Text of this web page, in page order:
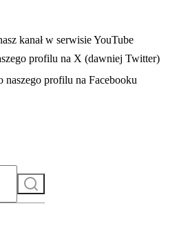
się w nowej karcie
kanał w serwisie YouTube
profilu na X (dawniej Twitter)
się w nowej karcie
naszego profilu na Facebooku
Szukaj
do serwisu